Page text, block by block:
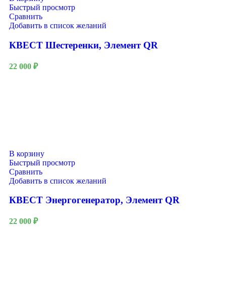
Быстрый просмотр
Сравнить
Добавить в список желаний
КВЕСТ Шестеренки, Элемент QR
22 000 ₽
В корзину
Быстрый просмотр
Сравнить
Добавить в список желаний
КВЕСТ Энергогенератор, Элемент QR
22 000 ₽